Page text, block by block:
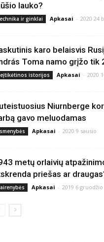
lauko?
ir ginklai Apkasai - 2020 24
karo belaisvis
Toma namo grįžo tik
istorijos Apkasai - 2020
Niurnberge
gavo meluodamas
Apkasai - 2020 9 sausio
metų orlaivių
priešas ar
Apkasai - 2019 6 gruodžio